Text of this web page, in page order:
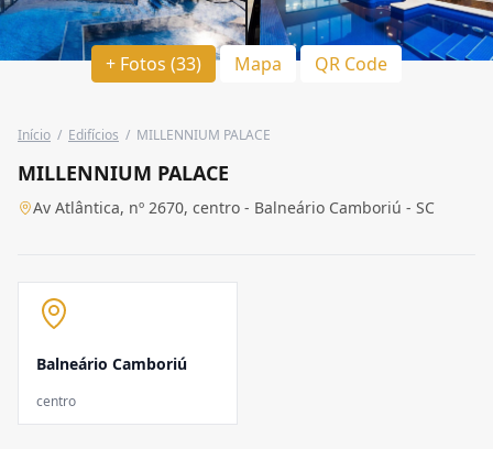
+ Fotos (33) Mapa QR Code
Início / Edifícios / MILLENNIUM PALACE
MILLENNIUM PALACE
Av Atlântica, nº 2670, centro - Balneário Camboriú - SC
Balneário Camboriú
centro